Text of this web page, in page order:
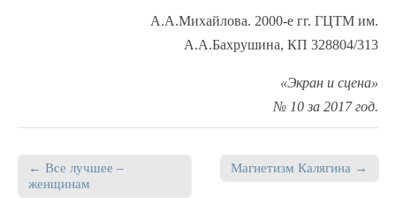
А.А.Михайлова. 2000-е гг. ГЦТМ им.
А.А.Бахрушина, КП 328804/313
«Экран и сцена»
№ 10 за 2017 год.
Post navigation
← Все лучшее –
женщинам
Магнетизм Калягина →